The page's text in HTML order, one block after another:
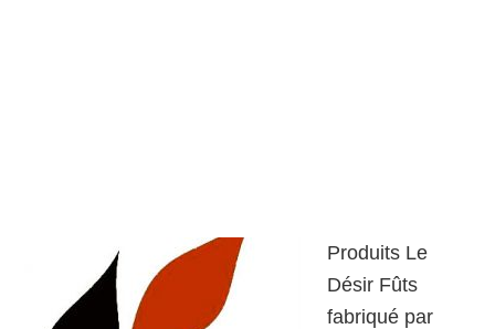
Produits Le
Désir Fûts
fabriqué par